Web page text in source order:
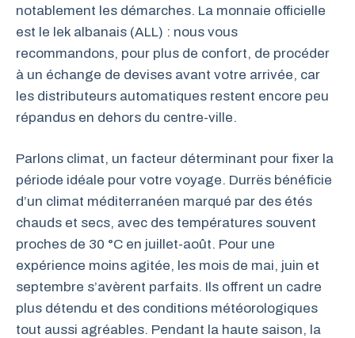
notablement les démarches. La monnaie officielle
est le lek albanais (ALL) : nous vous
recommandons, pour plus de confort, de procéder
à un échange de devises avant votre arrivée, car
les distributeurs automatiques restent encore peu
répandus en dehors du centre-ville.
Parlons climat, un facteur déterminant pour fixer la
période idéale pour votre voyage. Durrës bénéficie
d’un climat méditerranéen marqué par des étés
chauds et secs, avec des températures souvent
proches de 30 °C en juillet-août. Pour une
expérience moins agitée, les mois de mai, juin et
septembre s’avèrent parfaits. Ils offrent un cadre
plus détendu et des conditions météorologiques
tout aussi agréables. Pendant la haute saison, la